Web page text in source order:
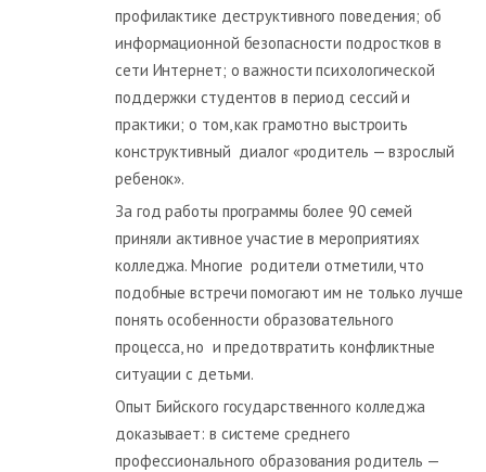
профилактике деструктивного поведения; об
информационной безопасности подростков в
сети Интернет; о важности психологической
поддержки студентов в период сессий и
практики; о том, как грамотно выстроить
конструктивный диалог «родитель — взрослый
ребенок».
За год работы программы более 90 семей
приняли активное участие в мероприятиях
колледжа. Многие родители отметили, что
подобные встречи помогают им не только лучше
понять особенности образовательного
процесса, но и предотвратить конфликтные
ситуации с детьми.
Опыт Бийского государственного колледжа
доказывает: в системе среднего
профессионального образования родитель —